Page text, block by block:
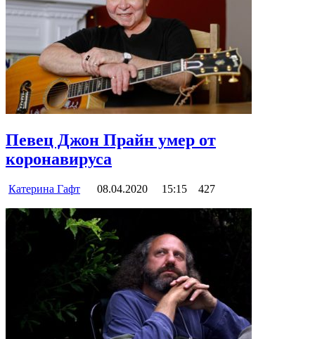
Певец Джон Прайн умер от
коронавируса
Катерина Гафт 08.04.2020 15:15 427